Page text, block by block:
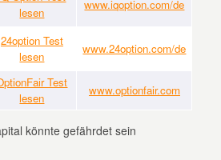
lesen
www.iqoption.com/de
24option Test
lesen
www.24option.com/de
Test
lesen
www.optionfair.com
könnte gefährdet sein